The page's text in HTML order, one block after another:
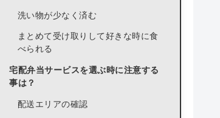
洗い物が少なく済む
まとめて受け取りして好きな時に食
べられる
宅配弁当サービスを選ぶ時に注意する
事は？
配送エリアの確認